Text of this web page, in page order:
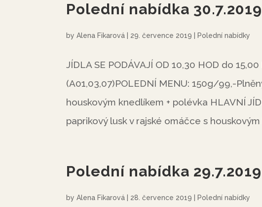
Polední nabídka 30.7.2019
byAlena Fikarová 29. července 2019 Polední nabídky
JÍDLA SE PODÁVAJÍ OD 10,30 HOD do
(A01,03,07)POLEDNÍ MENU: 150g/99,-
houskovým knedlíkem + polévka HLAVNÍ
paprikový lusk v rajské omáčce s
Polední nabídka 29.7.2019
byAlena Fikarová 28. července 2019 Polední nabídky